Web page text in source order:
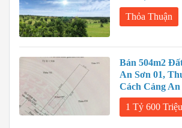
Thỏa Thuận
Bán 504m2
An Sơn 01,
Cách Cảng
1 Tỷ 600 Triệu